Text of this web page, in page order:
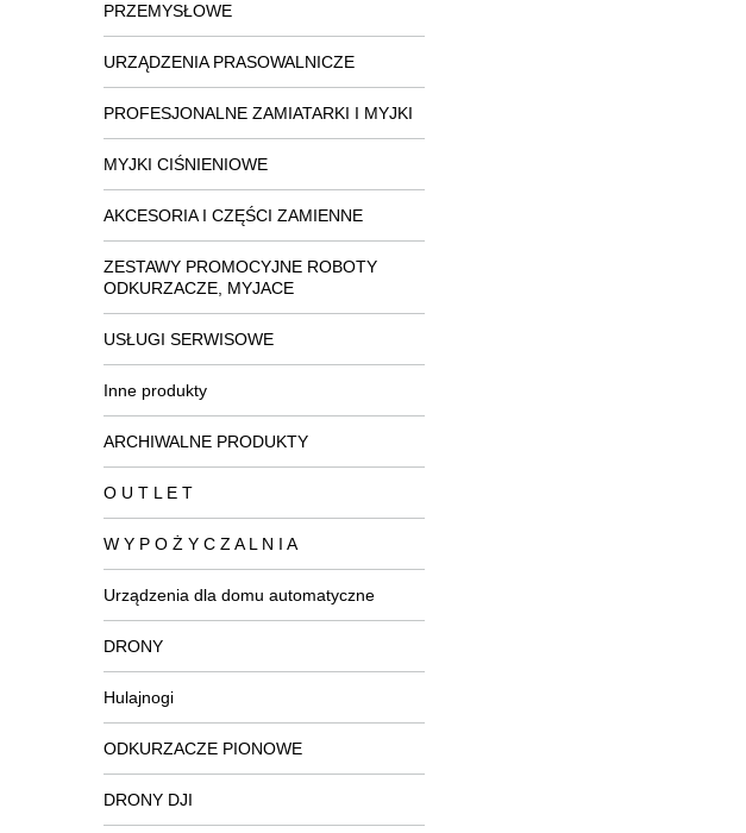
PRZEMYSŁOWE
URZĄDZENIA PRASOWALNICZE
PROFESJONALNE ZAMIATARKI I MYJKI
MYJKI CIŚNIENIOWE
AKCESORIA I CZĘŚCI ZAMIENNE
ZESTAWY PROMOCYJNE ROBOTY
ODKURZACZE, MYJACE
USŁUGI SERWISOWE
Inne produkty
ARCHIWALNE PRODUKTY
O U T L E T
W Y P O Ż Y C Z A L N I A
Urządzenia dla domu automatyczne
DRONY
Hulajnogi
ODKURZACZE PIONOWE
DRONY DJI